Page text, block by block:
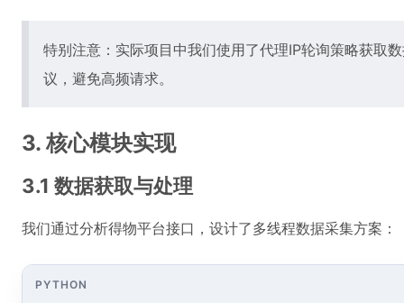
特别注意：实际项目中我们使用了代理IP轮询策略获取
议，避免高频请求。
3. 核心模块实现
3.1 数据获取与处理
我们通过分析得物平台接口，设计了多线程数据采集方案：
PYTHON